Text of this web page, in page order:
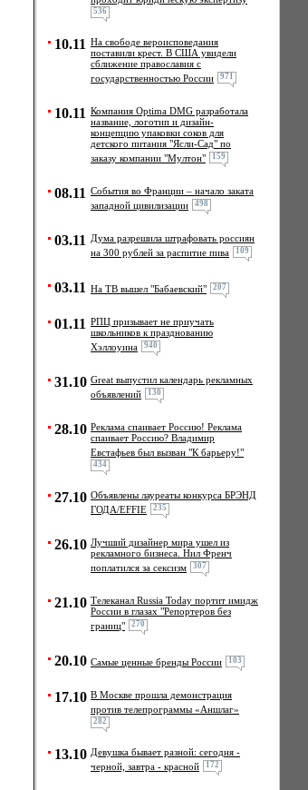
536
10.11 На свободе вероисповедания
поставили крест. В США увидели
сближение православия с
государственностью России
971
10.11 Компания Optima DMG разработала
название, логотип и дизайн-
концепцию упаковки соков для
детского питания "Ясли-Сад" по
заказу компании "Мултон"
159
08.11 События во Франции – начало заката
западной цивилизации
498
03.11
Дума разрешила штрафовать россиян
на 300 рублей за распитие пива
109
03.11 На ТВ вышел "Бабаевский" 207
01.11 РПЦ призывает не приучать
школьников к празднованию
Хэллоуина
940
31.10 Great выпустил календарь рекламных
объявлений
130
28.10 Реклама спаивает Россию! Реклама
спаивает Россию? Владимир
Евстафьев был вызван "К барьеру!"
434
27.10 Объявлены лауреаты конкурса БРЭНД
ГОДА/EFFIE
235
26.10 Лучший дизайнер мира ушел из
рекламного бизнеса. Нил Френч
поплатился за сексизм
307
21.10 Телеканал Russia Today портит имидж
России в глазах "Репортеров без
границ"
270
20.10 Самые ценные бренды России 103
17.10 В Москве прошла демонстрация
против телепрограммы «Аншлаг»
282
13.10 Девушка бывает разной: сегодня -
черной, завтра - красной
172